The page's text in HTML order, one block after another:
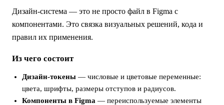
Дизайн-система — это не просто файл в Figma с
компонентами. Это связка визуальных решений, кода и
правил их применения.
Из чего состоит
Дизайн-токены — числовые и цветовые переменные:
цвета, шрифты, размеры отступов и радиусов.
Компоненты в Figma — переиспользуемые элементы